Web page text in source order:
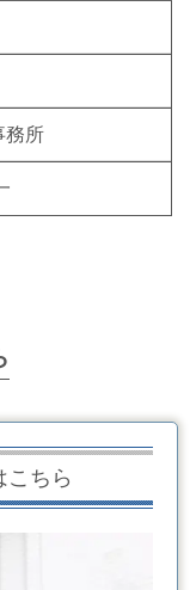
務所
こちら